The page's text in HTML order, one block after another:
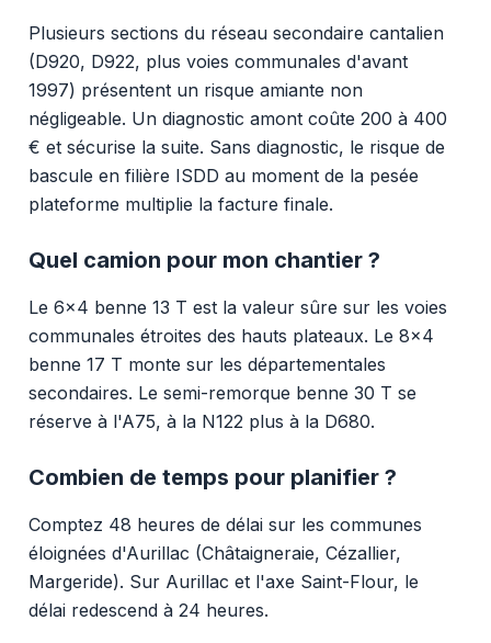
Plusieurs sections du réseau secondaire cantalien
(D920, D922, plus voies communales d'avant
1997) présentent un risque amiante non
négligeable. Un diagnostic amont coûte 200 à 400
€ et sécurise la suite. Sans diagnostic, le risque de
bascule en filière ISDD au moment de la pesée
plateforme multiplie la facture finale.
Quel camion pour mon chantier ?
Le 6x4 benne 13 T est la valeur sûre sur les voies
communales étroites des hauts plateaux. Le 8x4
benne 17 T monte sur les départementales
secondaires. Le semi-remorque benne 30 T se
réserve à l'A75, à la N122 plus à la D680.
Combien de temps pour planifier ?
Comptez 48 heures de délai sur les communes
éloignées d'Aurillac (Châtaigneraie, Cézallier,
Margeride). Sur Aurillac et l'axe Saint-Flour, le
délai redescend à 24 heures.